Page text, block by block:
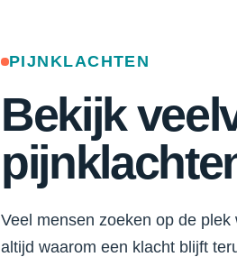
PIJNKLACHTEN
Bekijk
Veel mensen zoeken op de
altijd waarom een klacht blijft